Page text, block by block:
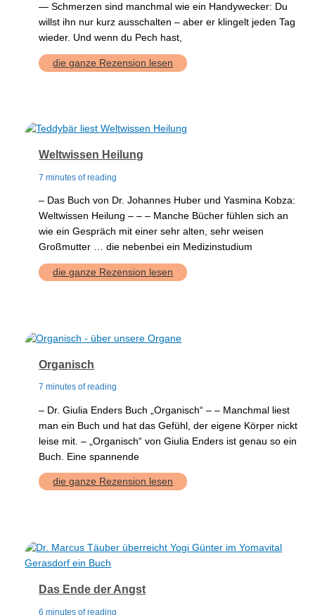
— Schmerzen sind manchmal wie ein Handywecker: Du
willst ihn nur kurz ausschalten – aber er klingelt jeden Tag
wieder. Und wenn du Pech hast,
Die
REHA
die ganze Rezension lesen
Weltwissen Heilung
7 minutes of reading
– Das Buch von Dr. Johannes Huber und Yasmina Kobza:
Weltwissen Heilung – – – Manche Bücher fühlen sich an
wie ein Gespräch mit einer sehr alten, sehr weisen
Großmutter … die nebenbei ein Medizinstudium
Weltwissen
Heilung
die ganze Rezension lesen
Organisch
7 minutes of reading
– Dr. Giulia Enders Buch „Organisch“ – – Manchmal liest
man ein Buch und hat das Gefühl, der eigene Körper nickt
leise mit. – „Organisch“ von Giulia Enders ist genau so ein
Buch. Eine spannende
Organisch
die ganze Rezension lesen
Das Ende der Angst
6 minutes of reading